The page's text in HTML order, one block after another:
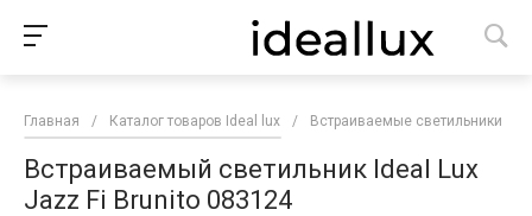
Главная / Каталог товаров Ideal lux / Встраиваемые светильники
Встраиваемый светильник Ideal Lux
Jazz Fi Brunito 083124